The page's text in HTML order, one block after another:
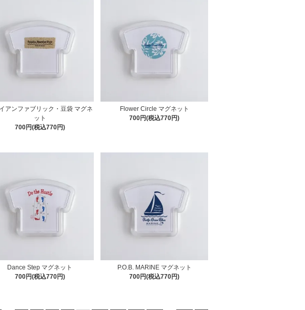
アンファブリック・豆袋 マグネ
ット
700円(税込770円)
Flower Circle マグネット
700円(税込770円)
Dance Step マグネット
700円(税込770円)
P.O.B. MARINE マグネット
700円(税込770円)